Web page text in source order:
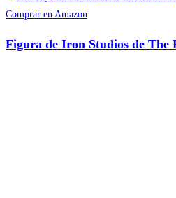
Comprar en Amazon
Figura de Iron Studios de The